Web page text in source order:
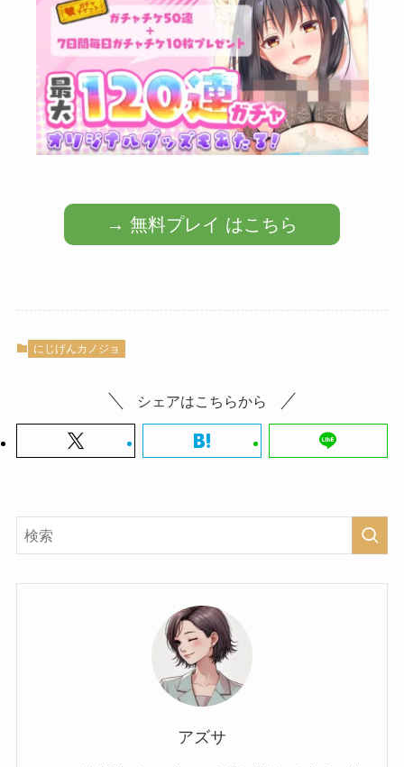
→ 無料プレイ はこちら
にじげんカノジョ
シェアはこちらから
アズサ